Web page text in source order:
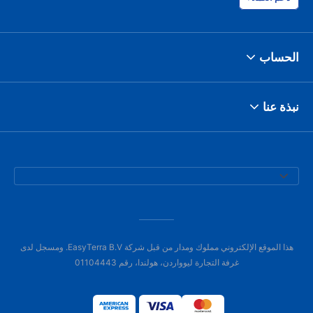
الحساب
نبذة عنا
هذا الموقع الإلكتروني مملوك ومدار من قبل شركة EasyTerra B.V. ومسجل لدى
غرفة التجارة ليوواردن، هولندا، رقم 01104443